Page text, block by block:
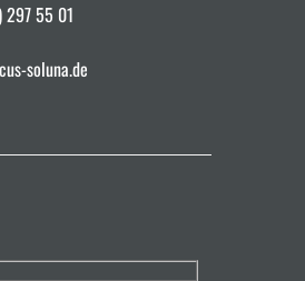
297 55 01
soluna.de